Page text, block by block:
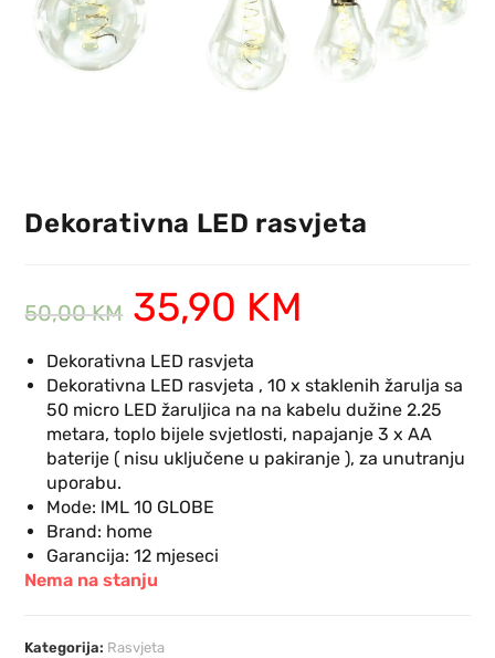
Dekorativna LED rasvjeta
50,00KM 35,90 KM
Dekorativna LED rasvjeta
Dekorativna LED rasvjeta , 10 x staklenih žarulja sa
50 micro LED žaruljica na na kabelu dužine 2.25
metara, toplo bijele svjetlosti, napajanje 3 x AA
baterije ( nisu uključene u pakiranje ), za unutranju
uporabu.
Mode: lML 10 GLOBE
Brand: home
Garancija: 12 mjeseci
Nema na stanju
Kategorija: Rasvjeta